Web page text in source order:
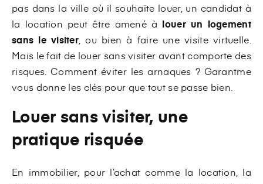
pas dans la ville où il souhaite louer, un candidat à
la location peut être amené à louer un logement
sans le visiter , ou bien à faire une visite virtuelle.
Mais le fait de louer sans visiter avant comporte des
risques. Comment éviter les arnaques ? Garantme
vous donne les clés pour que tout se passe bien.
Louer sans visiter, une
pratique risquée
En immobilier, pour l’achat comme la location, la